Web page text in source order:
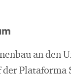
an den
Plataforma